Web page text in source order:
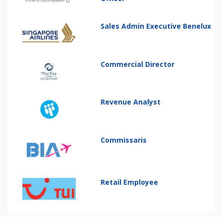
Sales Admin Executive Benelux
Commercial Director
Revenue Analyst
Commissaris
Retail Employee